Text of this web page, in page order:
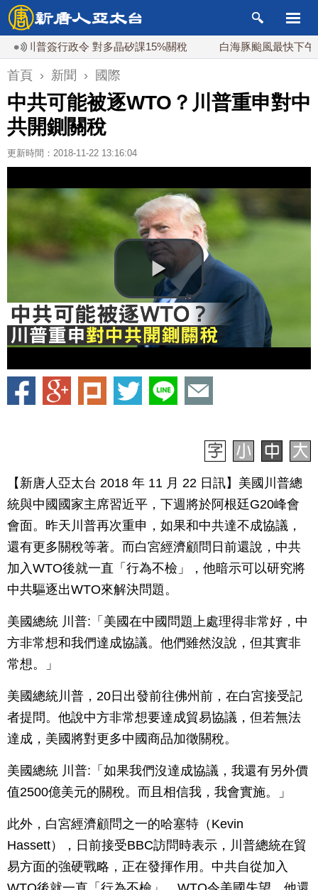
普簽行政令 對多晶矽課15%關稅 白海豚颱風最快下午海警
首頁 › 新聞 › 國際
中共可能被逐WTO？川普重申對中
共開鍘關稅
更新時間：2018-11-22 13:16:04
【新唐人亞太台 2018 年 11 月 22 日訊】美國川普總
統與中國國家主席習近平，下週將於阿根廷G20峰會
會面。昨天川普再次重申，如果和中共達不成協議，
還有更多關稅等著。而白宮經濟顧問日前還說，中共
加入WTO後就一直「行為不檢」，他暗示可以研究將
中共驅逐出WTO來解決問題。
美國總統 川普:「美國在中國問題上處理得非常好，中
方非常想和我們達成協議。他們雖然沒說，但其實非
常想。」
美國總統川普，20日出發前往佛州前，在白宮接受記
者提問。他說中方非常想要達成貿易協議，但若無法
達成，美國將對更多中國商品加徵關稅。
美國總統 川普:「如果我們沒達成協議，我還有另外價
值2500億美元的關稅。而且相信我，我會實施。」
此外，白宮經濟顧問之一的哈塞特（Kevin
Hassett），日前接受BBC訪問時表示，川普總統在貿
易方面的強硬戰略，正在發揮作用。中共自從加入